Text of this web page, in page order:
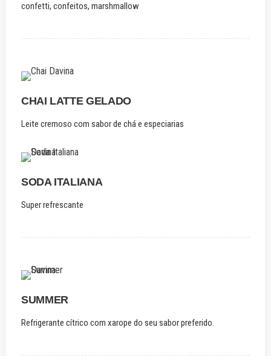
confetti, confeitos, marshmallow
CHAI LATTE GELADO
Leite cremoso com sabor de chá e especiarias
SODA ITALIANA
Super refrescante
SUMMER
Refrigerante cítrico com xarope do seu sabor preferido.